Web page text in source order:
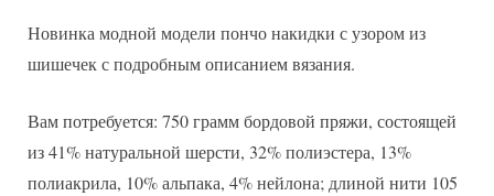
накидки
Новинка модной модели пончо накидки с узором из
шишечек с подробным описанием вязания.
Вам потребуется: 750 грамм бордовой пряжи, состоящей
из 41% натуральной шерсти, 32% полиэстера, 13%
полиакрила, 10% альпака, 4% нейлона; длиной нити 105